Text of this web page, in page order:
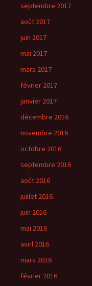
septembre 2017
août 2017
juin 2017
mai 2017
mars 2017
février 2017
janvier 2017
décembre 2016
novembre 2016
octobre 2016
septembre 2016
août 2016
juillet 2016
juin 2016
mai 2016
avril 2016
mars 2016
février 2016